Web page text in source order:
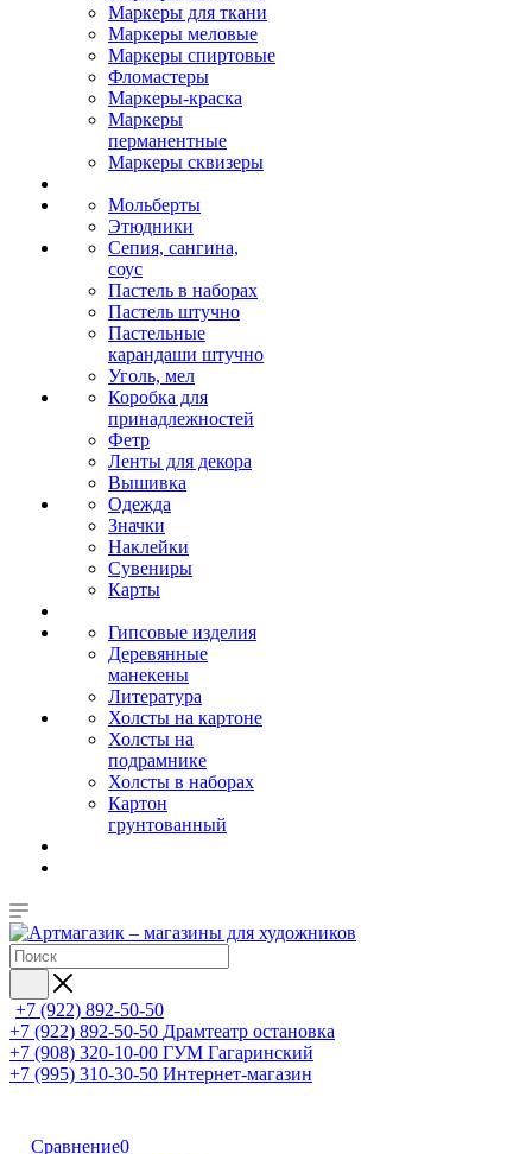
Маркеры для ткани
Маркеры меловые
Маркеры спиртовые
Фломастеры
Маркеры-краска
Маркеры
перманентные
Маркеры сквизеры
Мольберты
Этюдники
Сепия, сангина,
соус
Пастель в наборах
Пастель штучно
Пастельные
карандаши штучно
Уголь, мел
Коробка для
принадлежностей
Фетр
Ленты для декора
Вышивка
Одежда
Значки
Наклейки
Сувениры
Карты
Гипсовые изделия
Деревянные
манекены
Литература
Холсты на картоне
Холсты на
подрамнике
Холсты в наборах
Картон
грунтованный
+7 (922) 892-50-50
+7 (922) 892-50-50 Драмтеатр остановка
+7 (908) 320-10-00 ГУМ Гагаринский
+7 (995) 310-30-50 Интернет-магазин
Сравнение0